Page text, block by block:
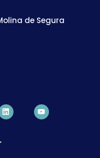
de Segura